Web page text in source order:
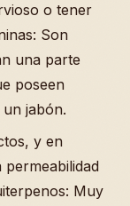
o tener
Son
una parte
poseen
un jabón.
y en
Muy